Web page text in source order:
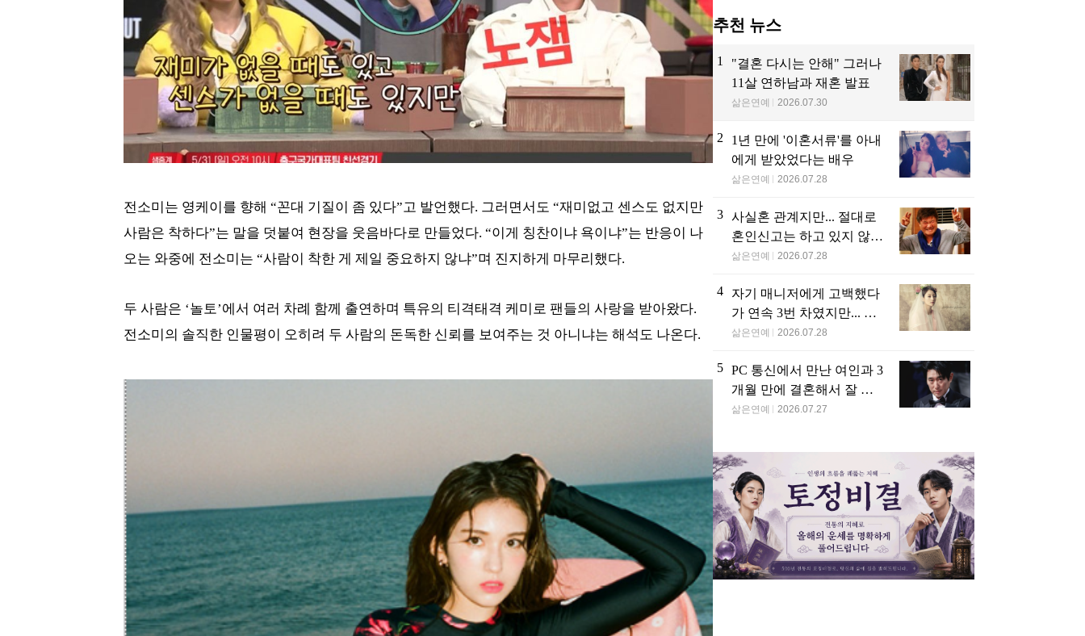
전소미는 영케이를 향해 “꼰대 기질이 좀 있다”고 발언했다. 그러면서도 “재미없고 센스도 없지만
사람은 착하다”는 말을 덧붙여 현장을 웃음바다로 만들었다. “이게 칭찬이냐 욕이냐”는 반응이 나
오는 와중에 전소미는 “사람이 착한 게 제일 중요하지 않냐”며 진지하게 마무리했다.
두 사람은 ‘놀토’에서 여러 차례 함께 출연하며 특유의 티격태격 케미로 팬들의 사랑을 받아왔다.
전소미의 솔직한 인물평이 오히려 두 사람의 돈독한 신뢰를 보여주는 것 아니냐는 해석도 나온다.
당신을 위한 인기글
카메라에 손가락 욕하고
침 뱉었던…시대를 잘못
태어난 90년대 그룹
“책 통째로 외워 4일 만에
전교 1등” 전국 수석한 서
울대 의대 출신 연예인
서울대 법대 행시 출신 아
버지 밑에서 자란 연예인